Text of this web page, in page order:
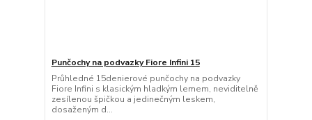
Punčochy na podvazky Fiore Infini 15
Průhledné 15denierové punčochy na podvazky
Fiore Infini s klasickým hladkým lemem, neviditelně
zesílenou špičkou a jedinečným leskem,
dosaženým d...